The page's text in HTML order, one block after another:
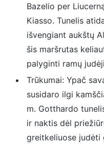
Bazelio per
Kiasso. Tunelis
išvengiant aukštų
šis maršrutas
palyginti ramų
Trūkumai: Ypač
susidaro ilgi
m. Gotthardo
ir naktis dėl
greitkeliuose judėti